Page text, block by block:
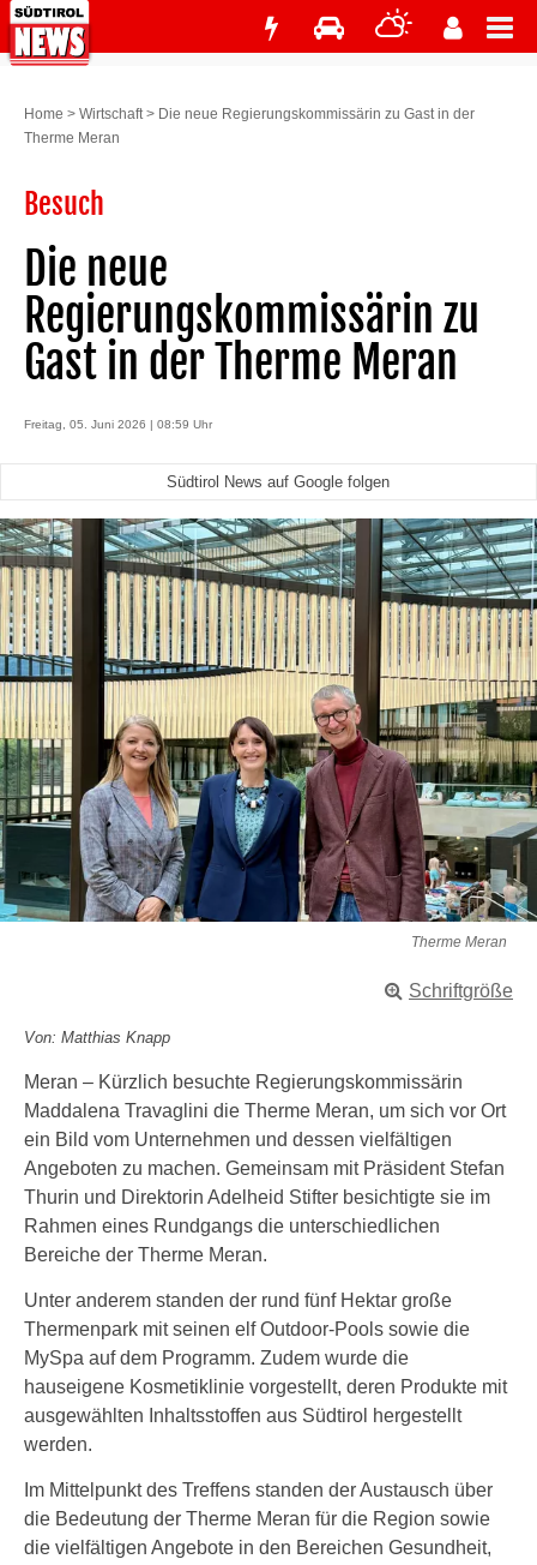
Home > Wirtschaft> Die neue Regierungskommissärin zu Gast in der
Therme Meran
Besuch
Die neue
Regierungskommissärin zu
Gast in der Therme Meran
Freitag, 05. Juni 2026 | 08:59 Uhr
Südtirol News auf Google folgen
Therme Meran
Schriftgröße
Von: Matthias Knapp
Meran – Kürzlich besuchte Regierungskommissärin
Maddalena Travaglini die Therme Meran, um sich vor Ort
ein Bild vom Unternehmen und dessen vielfältigen
Angeboten zu machen. Gemeinsam mit Präsident Stefan
Thurin und Direktorin Adelheid Stifter besichtigte sie im
Rahmen eines Rundgangs die unterschiedlichen
Bereiche der Therme Meran.
Unter anderem standen der rund fünf Hektar große
Thermenpark mit seinen elf Outdoor-Pools sowie die
MySpa auf dem Programm. Zudem wurde die
hauseigene Kosmetiklinie vorgestellt, deren Produkte mit
ausgewählten Inhaltsstoffen aus Südtirol hergestellt
werden.
Im Mittelpunkt des Treffens standen der Austausch über
die Bedeutung der Therme Meran für die Region sowie
die vielfältigen Angebote in den Bereichen Gesundheit,